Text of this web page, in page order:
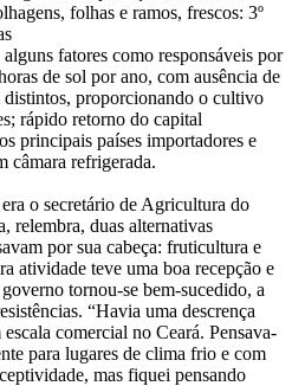
folhas e ramos, frescos: 3º
fatores como responsáveis por
de sol por ano, com ausência de
distintos, proporcionando o cultivo
rápido retorno do capital
principais países importadores e
câmara refrigerada.
o secretário de Agricultura do
relembra, duas alternativas
por sua cabeça: fruticultura e
atividade teve uma boa recepção e
tornou-se bem-sucedido, a
“Havia uma descrença
comercial no Ceará. Pensava-
para lugares de clima frio e com
mas fiquei pensando